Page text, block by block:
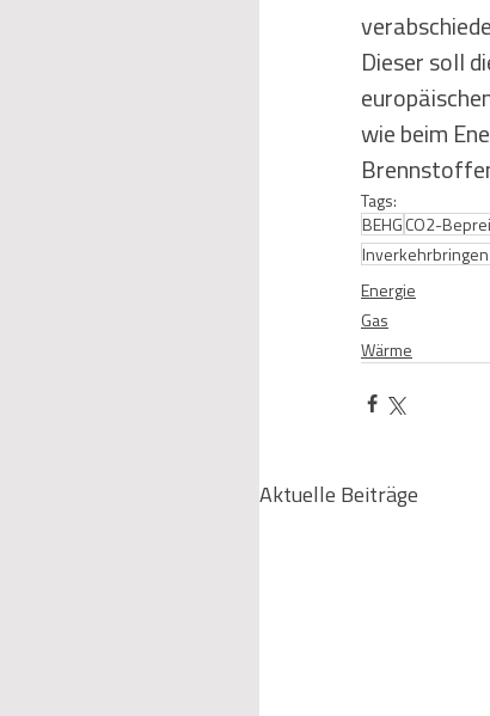
Regulierung
Telekommunikation
Dieser soll
wie beim
Tags:
BEHGCO2-
Energie
Gas
Wärme
Aktuelle Beiträge